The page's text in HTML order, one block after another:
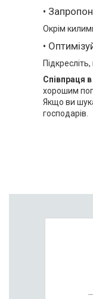
•
Окрім
•
Співпраця
хорошим
Якщо ви
господарів.